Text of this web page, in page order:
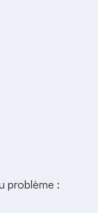
problème :